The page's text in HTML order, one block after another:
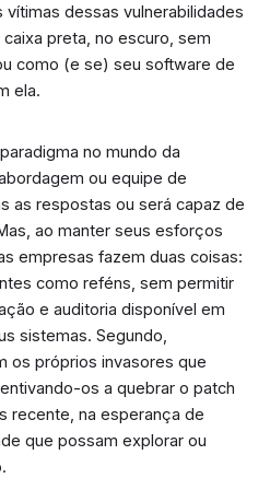
vítimas dessas vulnerabilidades
preta, no escuro, sem
como (e se) seu software de
ela.
no mundo da
ou equipe de
as respostas ou será capaz de
ao manter seus esforços
empresas fazem duas coisas:
como reféns, sem permitir
e auditoria disponível em
sistemas. Segundo,
os próprios invasores que
os a quebrar o patch
recente, na esperança de
que possam explorar ou